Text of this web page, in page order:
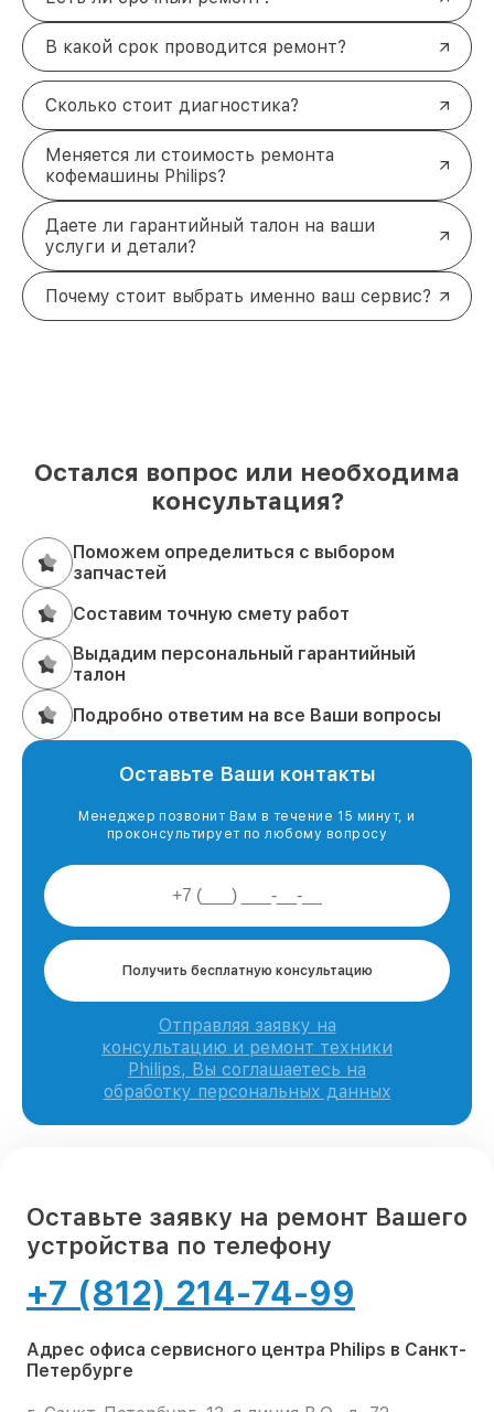
В какой срок проводится ремонт?
Сколько стоит диагностика?
Меняется ли стоимость ремонта
кофемашины Philips?
Даете ли гарантийный талон на ваши
услуги и детали?
Почему стоит выбрать именно ваш сервис?
Остался вопрос или необходима
консультация?
Поможем определиться с выбором
запчастей
Составим точную смету работ
Выдадим персональный гарантийный
талон
Подробно ответим на все Ваши вопросы
Оставьте Ваши контакты
Менеджер позвонит Вам в течение 15 минут, и
проконсультирует по любому вопросу
Получить бесплатную консультацию
Отправляя заявку на
консультацию и ремонт техники
Philips, Вы соглашаетесь на
обработку персональных данных
Оставьте заявку на ремонт Вашего
устройства по телефону
+7 (812) 214-74-99
Адрес офиса сервисного центра Philips в Санкт-
Петербурге